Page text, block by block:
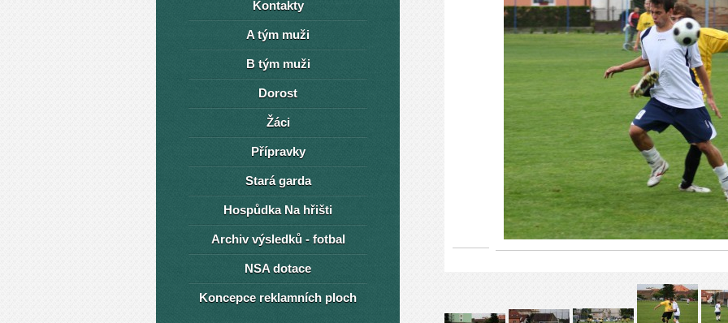
Kontakty
A tým muži
B tým muži
Dorost
Žáci
Přípravky
Stará garda
Hospůdka Na hřišti
Archiv výsledků - fotbal
NSA dotace
Koncepce reklamních ploch